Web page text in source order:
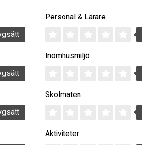
Personal & Lärare
Inomhusmiljö
Skolmaten
Aktiviteter